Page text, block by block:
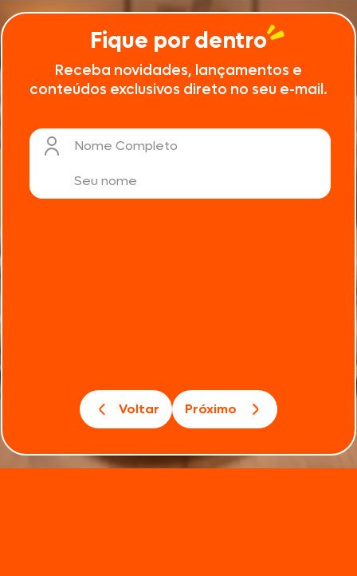
Fique por dentro
Receba novidades, lançamentos e
conteúdos exclusivos direto no seu e-mail.
Nome Completo
Voltar Próximo